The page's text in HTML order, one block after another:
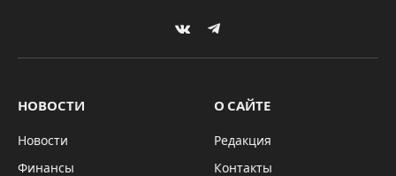
VKontakteTelegram
НОВОСТИ
Новости
Финансы
О САЙТЕ
Редакция
Контакты